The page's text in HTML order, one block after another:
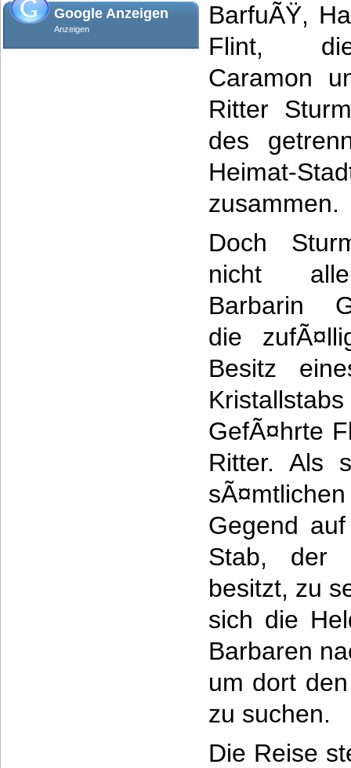
Google Anzeigen
Anzeigen
BarfuÃŸ,
Flint, die
Caramon
Ritter
des
Heimat-
zusammen.
Doch
nicht
Barbarin
die
Besitz
GefÃ¤hrte
Ritter. Als
Gegend
Stab, der
besitzt, zu
sich die
Barbaren
um dort
zu suchen.
Die Reise